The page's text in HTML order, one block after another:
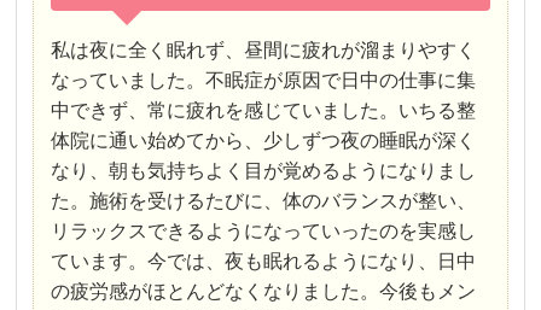
私は夜に全く眠れず、昼間に疲れが溜まりやすく
なっていました。不眠症が原因で日中の仕事に集
中できず、常に疲れを感じていました。いちる整
体院に通い始めてから、少しずつ夜の睡眠が深く
なり、朝も気持ちよく目が覚めるようになりまし
た。施術を受けるたびに、体のバランスが整い、
リラックスできるようになっていったのを実感し
ています。今では、夜も眠れるようになり、日中
の疲労感がほとんどなくなりました。今後もメン